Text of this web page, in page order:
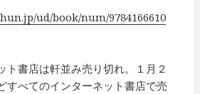
ud/book/num/9784166610
ト書店は軒並み売り切れ。１月２
すべてのインターネット書店で売